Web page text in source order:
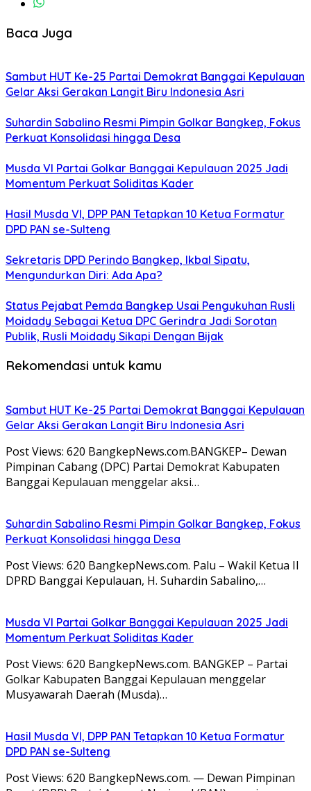
Baca Juga
Sambut HUT Ke-25 Partai Demokrat Banggai Kepulauan
Gelar Aksi Gerakan Langit Biru Indonesia Asri
Suhardin Sabalino Resmi Pimpin Golkar Bangkep, Fokus
Perkuat Konsolidasi hingga Desa
Musda VI Partai Golkar Banggai Kepulauan 2025 Jadi
Momentum Perkuat Soliditas Kader
Hasil Musda VI, DPP PAN Tetapkan 10 Ketua Formatur
DPD PAN se-Sulteng
Sekretaris DPD Perindo Bangkep, Ikbal Sipatu,
Mengundurkan Diri: Ada Apa?
Status Pejabat Pemda Bangkep Usai Pengukuhan Rusli
Moidady Sebagai Ketua DPC Gerindra Jadi Sorotan
Publik, Rusli Moidady Sikapi Dengan Bijak
Rekomendasi untuk kamu
Sambut HUT Ke-25 Partai Demokrat Banggai Kepulauan
Gelar Aksi Gerakan Langit Biru Indonesia Asri
Post Views: 620 BangkepNews.com.BANGKEP– Dewan
Pimpinan Cabang (DPC) Partai Demokrat Kabupaten
Banggai Kepulauan menggelar aksi…
Suhardin Sabalino Resmi Pimpin Golkar Bangkep, Fokus
Perkuat Konsolidasi hingga Desa
Post Views: 620 BangkepNews.com. Palu – Wakil Ketua II
DPRD Banggai Kepulauan, H. Suhardin Sabalino,…
Musda VI Partai Golkar Banggai Kepulauan 2025 Jadi
Momentum Perkuat Soliditas Kader
Post Views: 620 BangkepNews.com. BANGKEP – Partai
Golkar Kabupaten Banggai Kepulauan menggelar
Musyawarah Daerah (Musda)…
Hasil Musda VI, DPP PAN Tetapkan 10 Ketua Formatur
DPD PAN se-Sulteng
Post Views: 620 BangkepNews.com. — Dewan Pimpinan